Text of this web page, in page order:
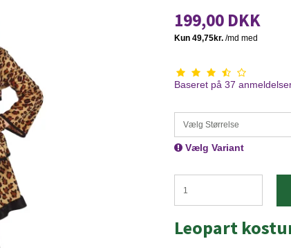
199,00 DKK
Baseret på 37
Vælg Størrelse
Vælg Variant
Leopart